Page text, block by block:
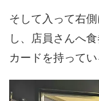
そして入って右
し、店員さんへ
カードを持って